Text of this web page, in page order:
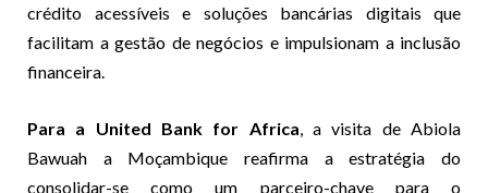
crédito acessíveis e soluções bancárias digitais que
facilitam a gestão de negócios e impulsionam a inclusão
financeira.
Para a United Bank for Africa, a visita de Abiola
Bawuah a Moçambique reafirma a estratégia do
consolidar-se como um parceiro-chave para o